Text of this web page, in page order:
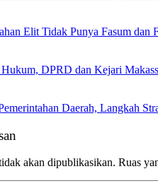
Elit Tidak Punya Fasum dan
DPRD dan Kejari
Daerah, Langkah
akan dipublikasikan. Ruas